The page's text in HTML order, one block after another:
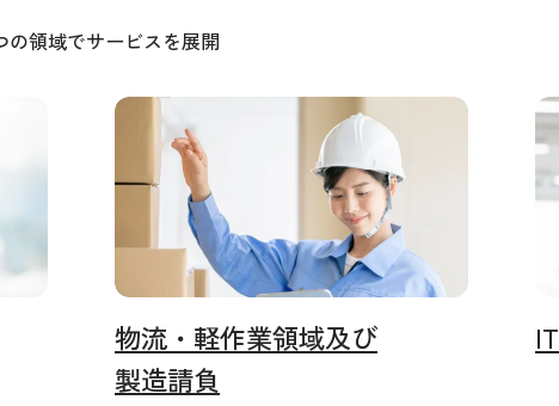
の領域でサービスを展開
物流・軽作業領域及び
製造請負